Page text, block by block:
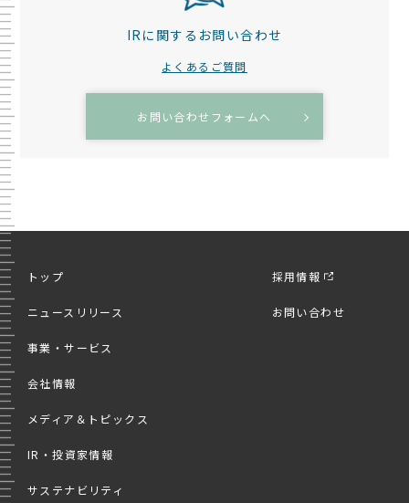
IRに関するお問い合わせ
よくあるご質問
お問い合わせフォームへ
トップ
ニュースリリース
事業・サービス
会社情報
メディア＆トピックス
IR・投資家情報
サステナビリティ
採用情報
お問い合わせ